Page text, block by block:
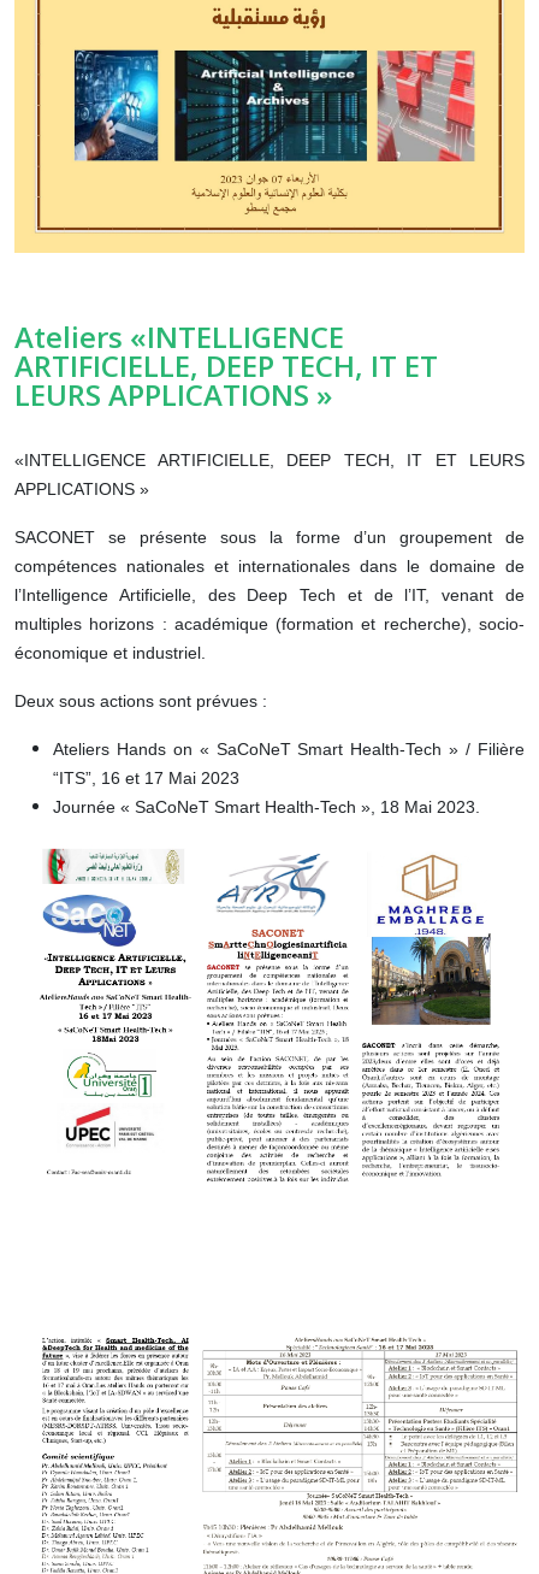
Ateliers «INTELLIGENCE
ARTIFICIELLE, DEEP TECH, IT ET
LEURS APPLICATIONS »
«INTELLIGENCE ARTIFICIELLE, DEEP TECH, IT ET LEURS
APPLICATIONS »
SACONET se présente sous la forme d’un groupement de
compétences nationales et internationales dans le domaine de
l’Intelligence Artificielle, des Deep Tech et de l’IT, venant de
multiples horizons : académique (formation et recherche), socio-
économique et industriel.
Deux sous actions sont prévues :
Ateliers Hands on « SaCoNeT Smart Health-Tech » / Filière
“ITS”, 16 et 17 Mai 2023
Journée « SaCoNeT Smart Health-Tech », 18 Mai 2023.